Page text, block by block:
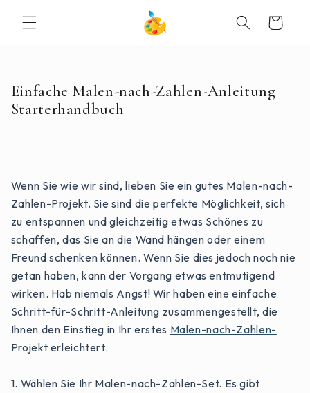
ZUM
INHALT
Warenkorb
Einfache Malen-nach-Zahlen-Anleitung –
Starterhandbuch
Wenn Sie wie wir sind, lieben Sie ein gutes Malen-nach-
Zahlen-Projekt. Sie sind die perfekte Möglichkeit, sich
zu entspannen und gleichzeitig etwas Schönes zu
schaffen, das Sie an die Wand hängen oder einem
Freund schenken können. Wenn Sie dies jedoch noch nie
getan haben, kann der Vorgang etwas entmutigend
wirken. Hab niemals Angst! Wir haben eine einfache
Schritt-für-Schritt-Anleitung zusammengestellt, die
Ihnen den Einstieg in Ihr erstes Malen-nach-Zahlen-
Projekt erleichtert.
1. Wählen Sie Ihr Malen-nach-Zahlen-Set. Es gibt